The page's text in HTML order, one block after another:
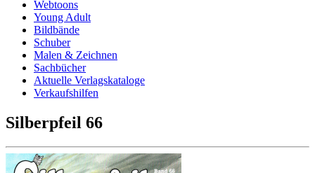
Webtoons
Young Adult
Bildbände
Schuber
Malen & Zeichnen
Sachbücher
Aktuelle Verlagskataloge
Verkaufshilfen
Silberpfeil 66